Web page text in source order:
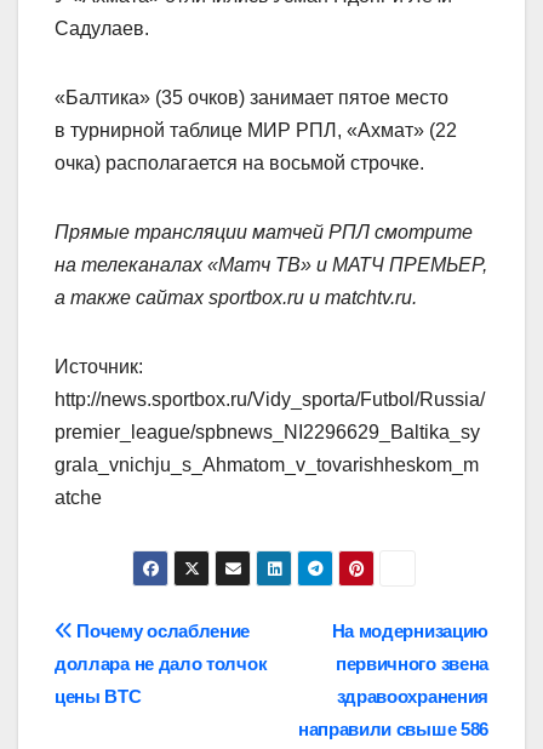
Садулаев.
«Балтика» (35 очков) занимает пятое место
в турнирной таблице МИР РПЛ, «Ахмат» (22
очка) располагается на восьмой строчке.
Прямые трансляции матчей РПЛ смотрите
на телеканалах «Матч ТВ» и МАТЧ ПРЕМЬЕР,
а также сайтах sportbox.ru и matchtv.ru.
Источник:
http://news.sportbox.ru/Vidy_sporta/Futbol/Russia/
premier_league/spbnews_NI2296629_Baltika_sy
grala_vnichju_s_Ahmatom_v_tovarishheskom_m
atche
Навигация
по
На модернизацию
первичного звена
здравоохранения
направили свыше 586
Почему ослабление
доллара не дало толчок
цены BTC